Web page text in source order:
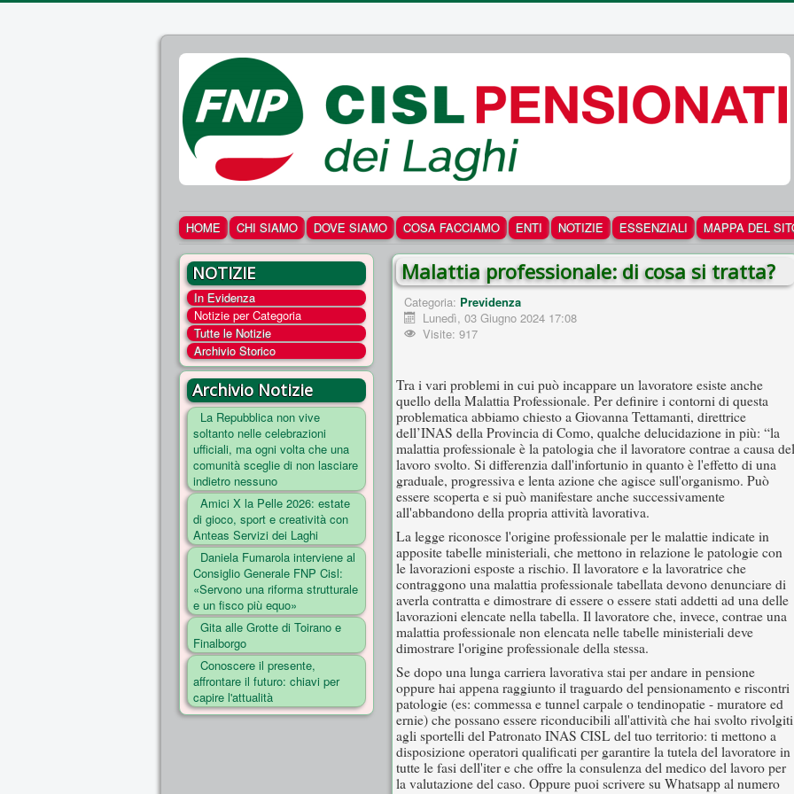
HOME CHI SIAMO DOVE SIAMO COSA FACCIAMO ENTI NOTIZIE ESSENZIALI MAPPA DEL
NOTIZIE
In Evidenza
Notizie per Categoria
Tutte le Notizie
Archivio Storico
Archivio Notizie
La Repubblica non vive
soltanto nelle celebrazioni
ufficiali, ma ogni volta che una
comunità sceglie di non lasciare
indietro nessuno
Amici X la Pelle 2026: estate
di gioco, sport e creatività con
Anteas Servizi dei Laghi
Daniela Fumarola interviene al
Consiglio Generale FNP Cisl:
«Servono una riforma strutturale
e un fisco più equo»
Gita alle Grotte di Toirano e
Finalborgo
Conoscere il presente,
affrontare il futuro: chiavi per
capire l'attualità
Malattia professionale: di cosa si tratta?
Categoria: Previdenza
Lunedì, 03 Giugno 2024 17:08
Visite: 917
Tra i vari problemi in cui può incappare un lavoratore esiste anche
quello della Malattia Professionale. Per definire i contorni di questa
problematica abbiamo chiesto a Giovanna Tettamanti, direttrice
dell’INAS della Provincia di Como, qualche delucidazione in più: “la
malattia professionale è la patologia che il lavoratore contrae a causa del
lavoro svolto. Si differenzia dall'infortunio in quanto è l'effetto di una
graduale, progressiva e lenta azione che agisce sull'organismo. Può
essere scoperta e si può manifestare anche successivamente
all'abbandono della propria attività lavorativa.
La legge riconosce l'origine professionale per le malattie indicate in
apposite tabelle ministeriali, che mettono in relazione le patologie con
le lavorazioni esposte a rischio. Il lavoratore e la lavoratrice che
contraggono una malattia professionale tabellata devono denunciare di
averla contratta e dimostrare di essere o essere stati addetti ad una delle
lavorazioni elencate nella tabella. Il lavoratore che, invece, contrae una
malattia professionale non elencata nelle tabelle ministeriali deve
dimostrare l'origine professionale della stessa.
Se dopo una lunga carriera lavorativa stai per andare in pensione
oppure hai appena raggiunto il traguardo del pensionamento e riscontri
patologie (es: commessa e tunnel carpale o tendinopatie - muratore ed
ernie) che possano essere riconducibili all'attività che hai svolto rivolgiti
agli sportelli del Patronato INAS CISL del tuo territorio: ti mettono a
disposizione operatori qualificati per garantire la tutela del lavoratore in
tutte le fasi dell'iter e che offre la consulenza del medico del lavoro per
la valutazione del caso. Oppure puoi scrivere su Whatsapp al numero